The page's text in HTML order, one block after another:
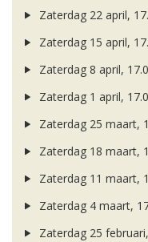
Zaterdag 22 april,
Zaterdag 15 april,
Zaterdag 8 april,
Zaterdag 1 april,
Zaterdag 25 maart,
Zaterdag 18 maart,
Zaterdag 11 maart,
Zaterdag 4 maart,
Zaterdag 25